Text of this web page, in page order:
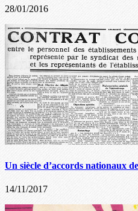
28/01/2016
Un siècle d’accords nationaux
14/11/2017